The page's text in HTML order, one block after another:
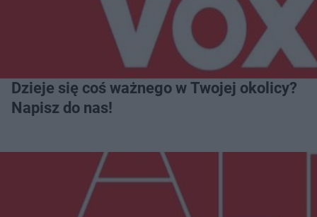
Dzieje się coś ważnego w Twojej okolicy?
Napisz do nas!
Więcej